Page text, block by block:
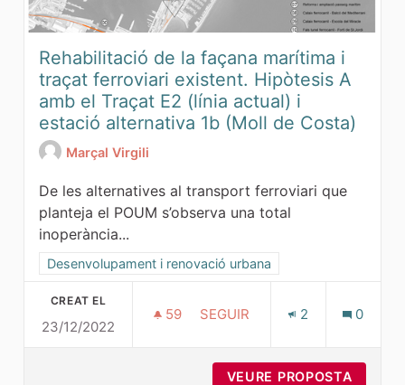
Rehabilitació de la façana marítima i
traçat ferroviari existent. Hipòtesis A
amb el Traçat E2 (línia actual) i
estació alternativa 1b (Moll de Costa)
Marçal Virgili
De les alternatives al transport ferroviari que
planteja el POUM s’observa una total
inoperància...
Resultats al filtrar per la categoria: Desenvolupament i
Desenvolupament i renovació urbana
CREAT EL
23/12/2022
59 59 SEGUIDORES
SEGUIR 2 0
VEURE PROPOSTA